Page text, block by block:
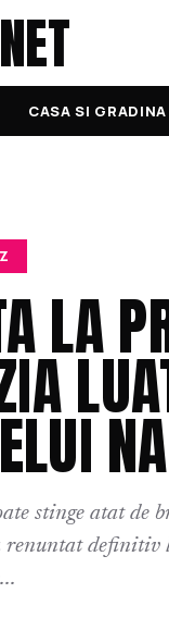
CASA SI GRADINA
LA
stinge atat de
definitiv